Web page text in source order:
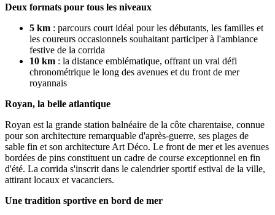
Deux formats pour tous les niveaux
5 km : parcours court idéal pour les débutants, les familles et
les coureurs occasionnels souhaitant participer à l'ambiance
festive de la corrida
10 km : la distance emblématique, offrant un vrai défi
chronométrique le long des avenues et du front de mer
royannais
Royan, la belle atlantique
Royan est la grande station balnéaire de la côte charentaise, connue
pour son architecture remarquable d'après-guerre, ses plages de
sable fin et son architecture Art Déco. Le front de mer et les avenues
bordées de pins constituent un cadre de course exceptionnel en fin
d'été. La corrida s'inscrit dans le calendrier sportif estival de la ville,
attirant locaux et vacanciers.
Une tradition sportive en bord de mer